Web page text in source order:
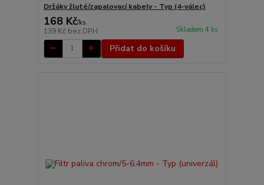
Držáky žluté/zapalovací kabely - Typ (4-válec)
168 Kč/ks
139 Kč bez DPH Skladem 4 ks
Přidat do košíku